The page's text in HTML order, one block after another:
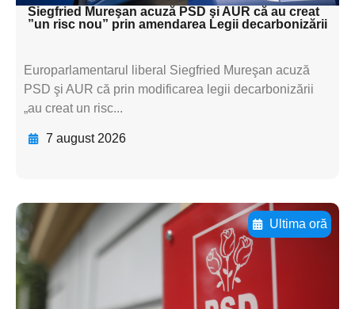
Siegfried Mureşan acuză PSD şi AUR că au creat
”un risc nou” prin amendarea Legii decarbonizării
Europarlamentarul liberal Siegfried Mureşan acuză
PSD şi AUR că prin modificarea legii decarbonizării
„au creat un risc...
7 august 2026
Ultima oră
Adaugă aici textul pentru
subtitluAdaugă aici
textul pentru